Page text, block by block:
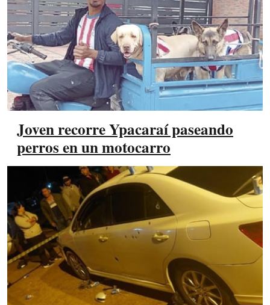
Joven recorre Ypacaraí paseando
perros en un motocarro